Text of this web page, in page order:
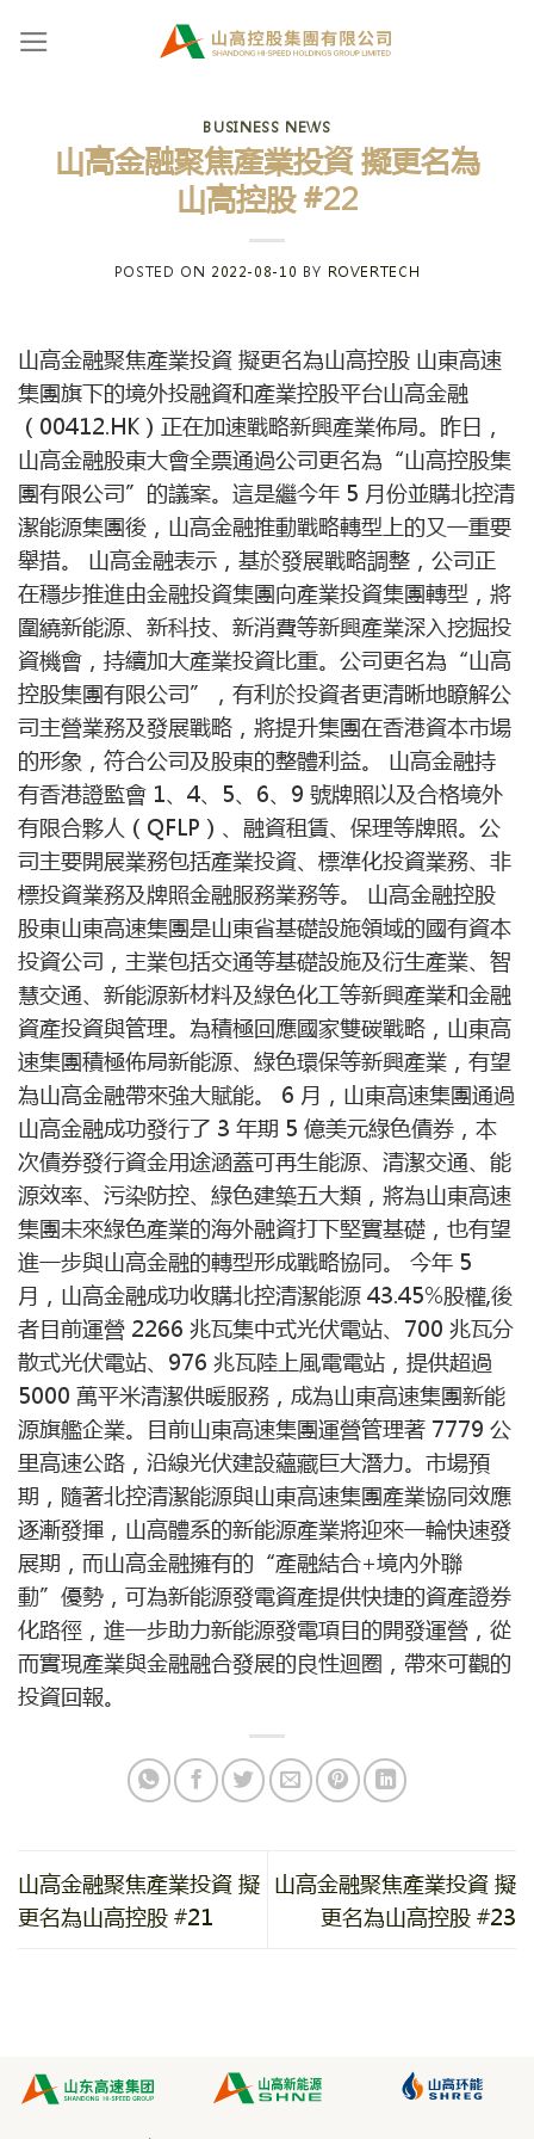
BUSINESS NEWS
山高金融聚焦產業投資 擬更名為
山高控股 #22
POSTED ON 2022-08-10 BY ROVERTECH
山高金融聚焦產業投資 擬更名為山高控股 山東高速
集團旗下的境外投融資和產業控股平台山高金融
（00412.HK）正在加速戰略新興產業佈局。昨日，
山高金融股東大會全票通過公司更名為“山高控股集
團有限公司”的議案。這是繼今年 5 月份並購北控清
潔能源集團後，山高金融推動戰略轉型上的又一重要
舉措。 山高金融表示，基於發展戰略調整，公司正
在穩步推進由金融投資集團向產業投資集團轉型，將
圍繞新能源、新科技、新消費等新興產業深入挖掘投
資機會，持續加大產業投資比重。公司更名為“山高
控股集團有限公司”，有利於投資者更清晰地瞭解公
司主營業務及發展戰略，將提升集團在香港資本市場
的形象，符合公司及股東的整體利益。 山高金融持
有香港證監會 1、4、5、6、9 號牌照以及合格境外
有限合夥人（QFLP）、融資租賃、保理等牌照。公
司主要開展業務包括產業投資、標準化投資業務、非
標投資業務及牌照金融服務業務等。 山高金融控股
股東山東高速集團是山東省基礎設施領域的國有資本
投資公司，主業包括交通等基礎設施及衍生產業、智
慧交通、新能源新材料及綠色化工等新興產業和金融
資產投資與管理。為積極回應國家雙碳戰略，山東高
速集團積極佈局新能源、綠色環保等新興產業，有望
為山高金融帶來強大賦能。 6 月，山東高速集團通過
山高金融成功發行了 3 年期 5 億美元綠色債券，本
次債券發行資金用途涵蓋可再生能源、清潔交通、能
源效率、污染防控、綠色建築五大類，將為山東高速
集團未來綠色產業的海外融資打下堅實基礎，也有望
進一步與山高金融的轉型形成戰略協同。 今年 5
月，山高金融成功收購北控清潔能源 43.45%股權,後
者目前運營 2266 兆瓦集中式光伏電站、700 兆瓦分
散式光伏電站、976 兆瓦陸上風電電站，提供超過
5000 萬平米清潔供暖服務，成為山東高速集團新能
源旗艦企業。目前山東高速集團運營管理著 7779 公
里高速公路，沿線光伏建設蘊藏巨大潛力。市場預
期，隨著北控清潔能源與山東高速集團產業協同效應
逐漸發揮，山高體系的新能源產業將迎來一輪快速發
展期，而山高金融擁有的“產融結合+境內外聯
動”優勢，可為新能源發電資產提供快捷的資產證券
化路徑，進一步助力新能源發電項目的開發運營，從
而實現產業與金融融合發展的良性迴圈，帶來可觀的
投資回報。
山高金融聚焦產業投資 擬
更名為山高控股 #21
山高金融聚焦產業投資 擬
更名為山高控股 #23